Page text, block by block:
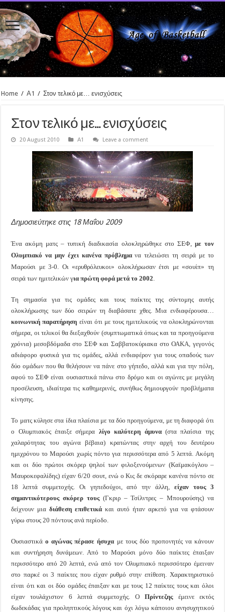
Home / Α1 / Στον τελικό με… ενισχύσεις
Στον τελικό με… ενισχύσεις
20 August 2010 Α1 Leave a comment
Δημοσιεύτηκε στις 18 Μαΐου 2009
Ένα ακόμη ματς – τυπική διαδικασία ολοκληρώθηκε στο ΣΕΦ, με τον
Ολυμπιακό να μην έχει κανένα πρόβλημανα τελειώσει τη σειρά με το
Μαρούσι με 3-0. Οι «ερυθρόλευκοι» ολοκλήρωσαν έτσι με «σουίπ» τη
σειρά των ημιτελικών για πρώτη φορά μετά το 2002.
Τη σημασία για τις ομάδες και τους παίκτες της σύντομης αυτής
ολοκλήρωσης των δύο σειρών τη διαβάσατε χθες. Μια ενδιαφέρουσα…
κοινωνική παρατήρηση είναι ότι με τους ημιτελικούς να ολοκληρώνονται
σήμερα, οι τελικοί θα διεξαχθούν (συμπτωματικά όπως και τα προηγούμενα
χρόνια) μεσοβδόμαδα στο ΣΕΦ και Σαββατοκύριακα στο ΟΑΚΑ, γεγονός
αδιάφορο φυσικά για τις ομάδες, αλλά ενδιαφέρον για τους οπαδούς των
δύο ομάδων που θα θελήσουν να πάνε στο γήπεδο, αλλά και για την πόλη,
αφού το ΣΕΦ είναι ουσιαστικά πάνω στο δρόμο και οι αγώνες με μεγάλη
προσέλευση, ιδιαίτερα τις καθημερινές, συνήθως δημιουργούν προβλήματα
κίνησης.
Το ματς κύλησε στα ίδια πλαίσια με τα δύο προηγούμενα, με τη διαφορά ότι
ο Ολυμπιακός έπαιξε σήμερα λίγο καλύτερη άμυνα (στα πλαίσια της
χαλαρότητας του αγώνα βέβαια) κρατώντας στην αρχή του δευτέρου
ημιχρόνου το Μαρούσι χωρίς πόντο για περισσότερα από 5 λεπτά. Ακόμη
και οι δύο πρώτοι σκόρερ ψηλοί των φιλοξενούμενων (Καϊμακόγλου –
Μαυροκεφαλίδης) είχαν 6/20 σουτ, ενώ ο Κις δε σκόραρε κανένα πόντο σε
18 λεπτά συμμετοχής. Οι γηπεδούχοι, από την άλλη,είχαν τους 3
σημαντικότερους σκόρερ τους(Γκριρ – Τσίλντρες – Μπουρούσης) να
δείχνουν μιαδιάθεση επιθετικάκαι αυτό ήταν αρκετό για να φτάσουν
γύρω στους 20 πόντους ανά περίοδο.
Ουσιαστικάο αγώνας πέρασε ήσυχα με τους δύο προπονητές να κάνουν
και συντήρηση δυνάμεων. Από το Μαρούσι μόνο δύο παίκτες έπαιξαν
περισσότερο από 20 λεπτά, ενώ από τον Ολυμπιακό περισσότερο έμειναν
στο παρκέ οι 3 παίκτες που είχαν ρυθμό στην επίθεση. Χαρακτηριστικό
είναι ότι και οι δύο ομάδες έπαιξαν και με τους 12 παίκτες τους και όλοι
είχαν τουλάχιστον 6 λεπτά συμμετοχής. ΟΠρίντεζης έμεινε εκτός
δωδεκάδας για προληπτικούς λόγους και όχι λόγω κάποιου ανησυχητικού